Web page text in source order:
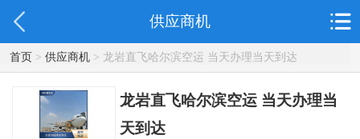
供应商机
首页> 供应商机> 龙岩直飞哈尔滨空运 当天办理当天到达
龙岩直飞哈尔滨空运 当天办理当
天到达